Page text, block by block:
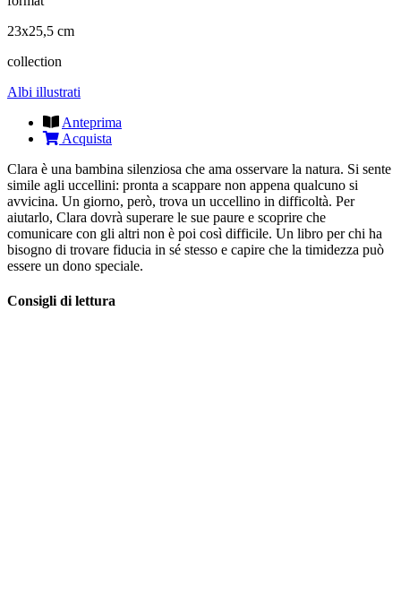
23x25,5 cm
collection
Albi illustrati
Anteprima
Acquista
Clara è una bambina silenziosa che ama osservare la natura. Si sente
simile agli uccellini: pronta a scappare non appena qualcuno si
avvicina. Un giorno, però, trova un uccellino in difficoltà. Per
aiutarlo, Clara dovrà superare le sue paure e scoprire che
comunicare con gli altri non è poi così difficile. Un libro per chi ha
bisogno di trovare fiducia in sé stesso e capire che la timidezza può
essere un dono speciale.
Consigli di lettura